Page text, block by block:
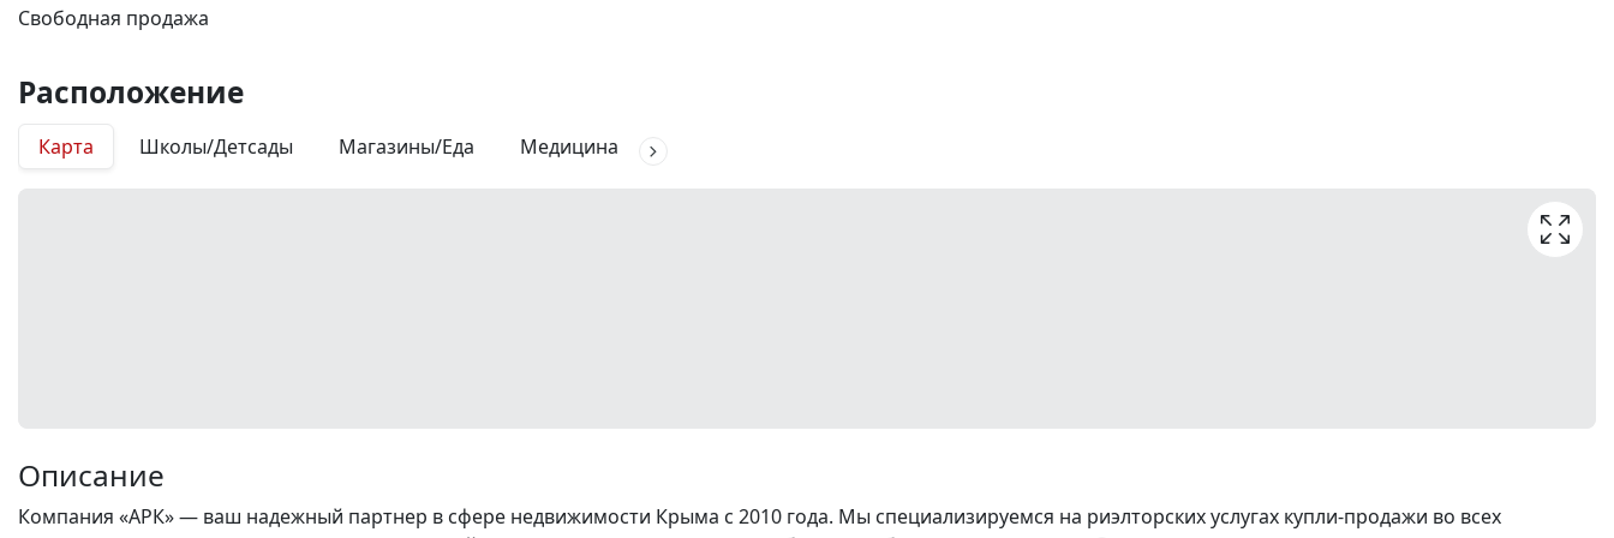
Свободная продажа
Расположение
Карта Школы/Детсады Магазины/Еда Медицина
Описание
Компания «АРК» — ваш надежный партнер в сфере недвижимости Крыма с 2010 года. Мы специализируемся на риэлторских услугах купли-продажи во всех